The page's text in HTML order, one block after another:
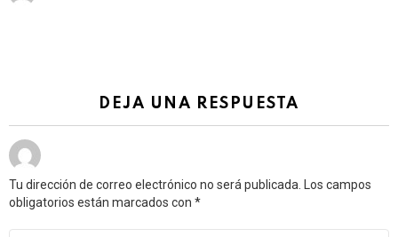
DEJA UNA RESPUESTA
Tu dirección de correo electrónico no será publicada.
Los campos
obligatorios están marcados con *